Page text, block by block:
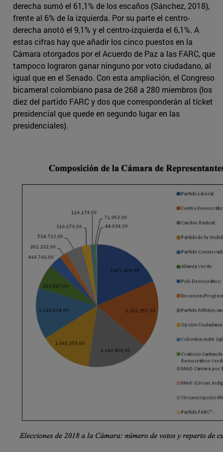
derecha sumó el 61,1% de los escaños (Sánchez, 2018),
frente al 6% de la izquierda. Por su parte el centro-
derecha anotó el 9,1% y el centro-izquierda el 6,1%. A
estas cifras hay que añadir los cinco puestos en la
Cámara otorgados por el Acuerdo de Paz a las FARC, que
tampoco lograron ganar ninguno por voto ciudadano, al
igual que en el Senado. Con esta ampliación, el Congreso
bicameral colombiano pasa de 268 a 280 miembros (los
diez del partido FARC y dos que corresponderán al tícket
presidencial que quede en segundo lugar en las
presidenciales).